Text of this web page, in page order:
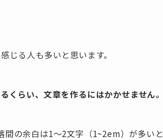
じる人も多いと思います。
らい、文章を作るにはかかせません。
の余白は1〜2文字（1~2em）が多いと